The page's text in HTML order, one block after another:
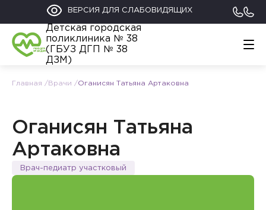
ВЕРСИЯ ДЛЯ СЛАБОВИДЯЩИХ
Детская городская
поликлиника № 38
(ГБУЗ ДГП № 38
ДЗМ)
Главная
Контакты
Информация
Родителям
112 +7 (495) 122-02-21
Главная Врачи Оганисян Татьяна Артаковна
Оганисян Татьяна
Артаковна
Врач-педиатр участковый